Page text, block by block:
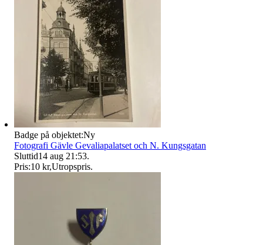
Badge på objektet:Ny
Fotografi Gävle Gevaliapalatset och N. Kungsgatan
Sluttid14 aug 21:53.
Pris:10 kr,Utropspris.